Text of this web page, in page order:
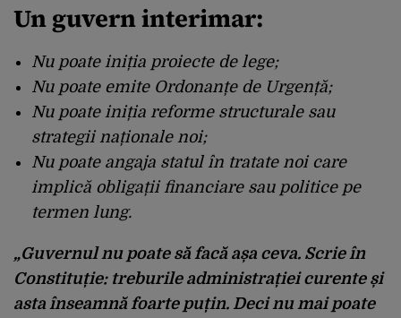
Un guvern interimar:
Nu poate iniția proiecte de lege;
Nu poate emite Ordonanțe de Urgență;
Nu poate iniția reforme structurale sau
strategii naționale noi;
Nu poate angaja statul în tratate noi care
implică obligații financiare sau politice pe
termen lung.
„Guvernul nu poate să facă așa ceva. Scrie în
Constituție: treburile administrației curente și
asta înseamnă foarte puțin. Deci nu mai poate